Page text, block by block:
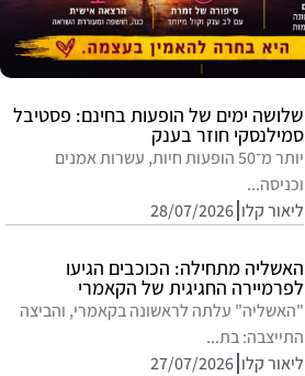
שלושה ימים של הופעות בחינם: פסטיבל
סמילנסקי חוזר בענק
יותר מ־50 הופעות חיות, עשרות אמנים
וכניסה...
ליאור קלו 28/07/2026
האשליה מתחילה: הכוכבים הגיעו
לפרמיירה החגיגית של הקאמרי
"האשליה" עלתה לראשונה בקאמרי, והביצה
התייצבה: בת...
ליאור קלו 27/07/2026